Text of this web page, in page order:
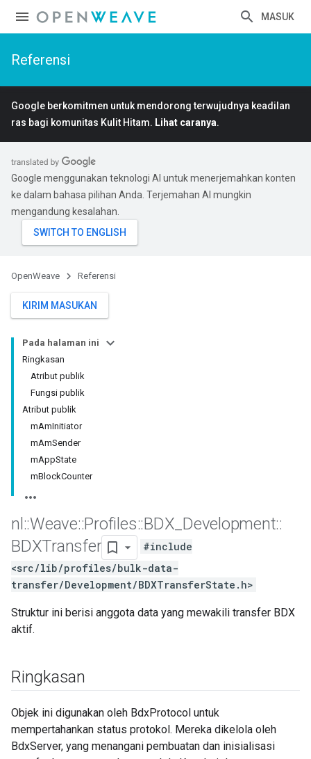
MASUK
Referensi
Google berkomitmen untuk mendorong terwujudnya keadilan
ras bagi komunitas Kulit Hitam. Lihat caranya.
Google menggunakan teknologi AI untuk menerjemahkan konten
ke dalam bahasa pilihan Anda. Terjemahan AI mungkin
mengandung kesalahan.
OpenWeave Referensi
KIRIM MASUKAN
Pada halaman ini
Ringkasan
Atribut publik
Fungsi publik
Atribut publik
mAmInitiator
mAmSender
mAppState
mBlockCounter
nl ::Weave::Profiles::BDX Development::
BDXTransfer
#include
<src/lib/profiles/bulk-data-
transfer/Development/BDXTransferState.h>
Struktur ini berisi anggota data yang mewakili transfer BDX
aktif.
Ringkasan
Objek ini digunakan oleh BdxProtocol untuk
mempertahankan status protokol. Mereka dikelola oleh
BdxServer, yang menangani pembuatan dan inisialisasi